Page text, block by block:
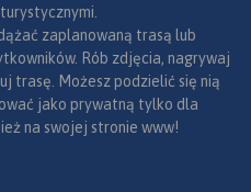
zaplanowaną trasą lub
Rób zdjęcia, nagrywaj
trasę. Możesz podzielić się nią
jako prywatną tylko dla
na swojej stronie www!